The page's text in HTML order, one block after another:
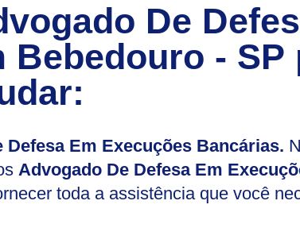
De
Bebedouro - SP
Em Execuções Bancárias.
Advogado De Defesa Em
toda a assistência que você